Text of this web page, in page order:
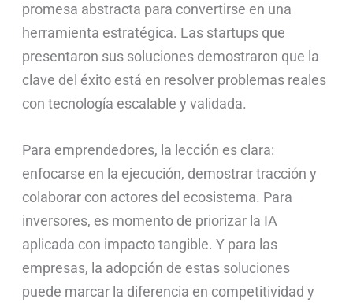
promesa abstracta para convertirse en una
herramienta estratégica. Las startups que
presentaron sus soluciones demostraron que la
clave del éxito está en resolver problemas reales
con tecnología escalable y validada.
Para emprendedores, la lección es clara:
enfocarse en la ejecución, demostrar tracción y
colaborar con actores del ecosistema. Para
inversores, es momento de priorizar la IA
aplicada con impacto tangible. Y para las
empresas, la adopción de estas soluciones
puede marcar la diferencia en competitividad y